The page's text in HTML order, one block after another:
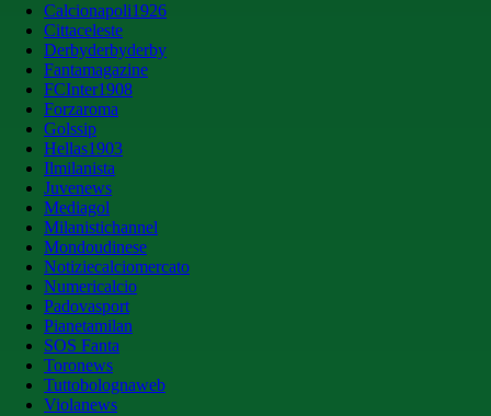
Calcionapoli1926
Cittaceleste
Derbyderbyderby
Fantamagazine
FCInter1908
Forzaroma
Golssip
Hellas1903
Ilmilanista
Juvenews
Mediagol
Milanistichannel
Mondoudinese
Notiziecalciomercato
Numericalcio
Padovasport
Pianetamilan
SOS Fanta
Toronews
Tuttobolognaweb
Violanews